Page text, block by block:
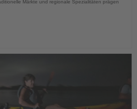
Märkte und regionale Spezialitäten prägen